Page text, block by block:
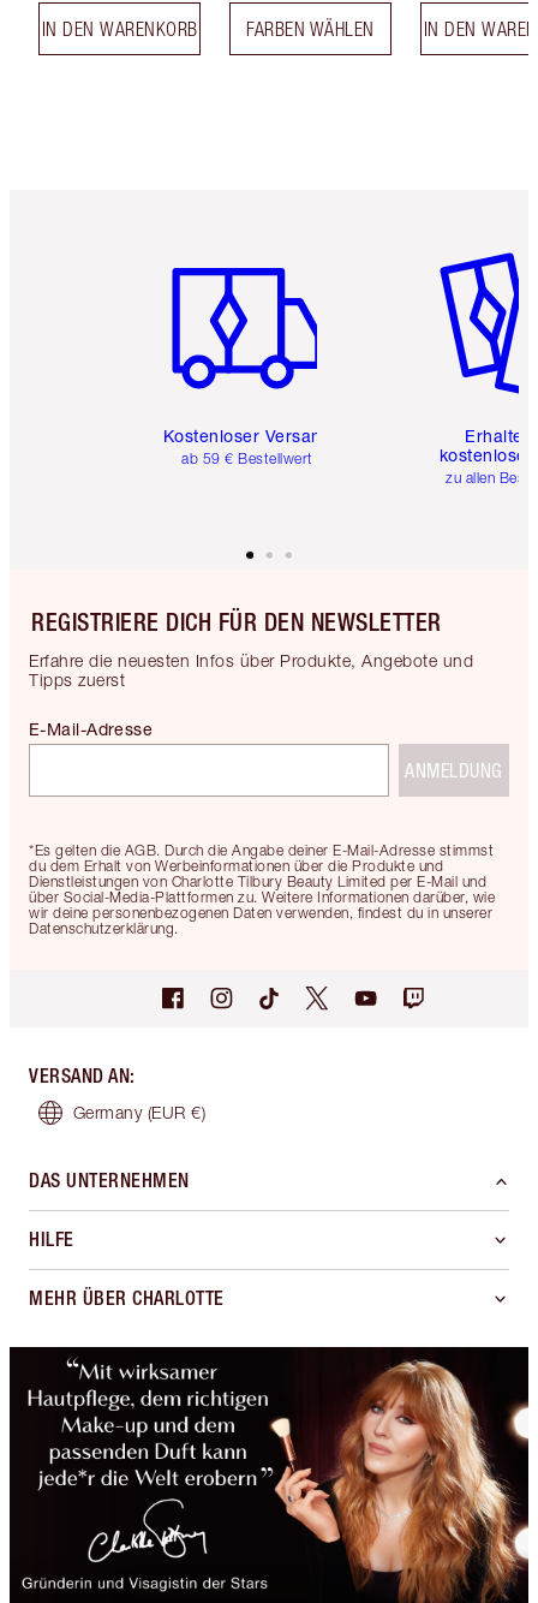
IN DEN WARENKORB FARBEN WÄHLEN IN DEN
Kostenloser Versand
ab 59 € Bestellwert
Erhalte
kostenlose
zu allen
REGISTRIERE DICH FÜR DEN NEWSLETTER
Erfahre die neuesten Infos über Produkte, Angebote und
Tipps zuerst
*Es gelten die AGB. Durch die Angabe deiner E-Mail-Adresse stimmst
du dem Erhalt von Werbeinformationen über die Produkte und
Dienstleistungen von Charlotte Tilbury Beauty Limited per E-Mail und
über Social-Media-Plattformen zu. Weitere Informationen darüber, wie
wir deine personenbezogenen Daten verwenden, findest du in unserer
Datenschutzerklärung.
E-Mail-Adresse
ANMELDUNG
VERSAND AN:
Germany (EUR €)
DAS UNTERNEHMEN
HILFE
MEHR ÜBER CHARLOTTE